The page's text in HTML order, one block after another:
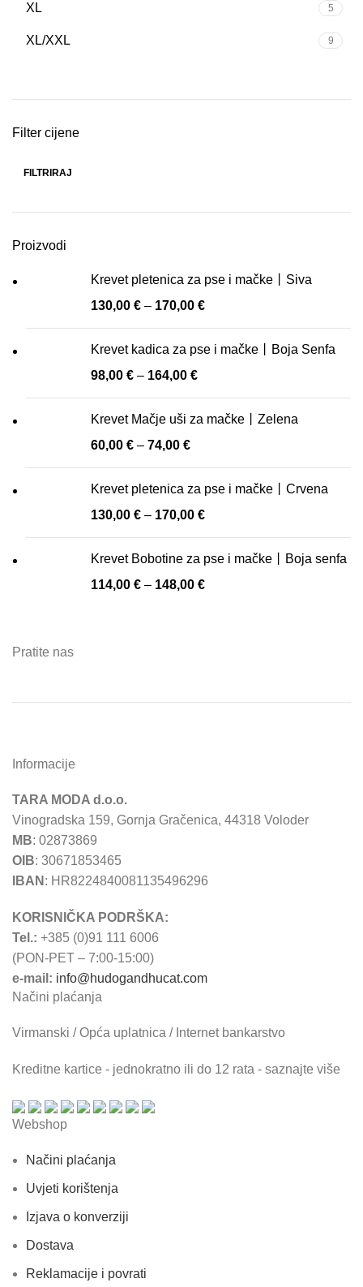
XL 5
XL/XXL 9
Filter cijene
FILTRIRAJ
Proizvodi
Krevet pletenica za pse i mačke丨Siva
130,00 € – 170,00 €
Krevet kadica za pse i mačke丨Boja Senfa
98,00 € – 164,00 €
Krevet Mačje uši za mačke丨Zelena
60,00 € – 74,00 €
Krevet pletenica za pse i mačke丨Crvena
130,00 € – 170,00 €
Krevet Bobotine za pse i mačke丨Boja senfa
114,00 € – 148,00 €
Pratite nas
Informacije
TARA MODA d.o.o.
Vinogradska 159, Gornja Gračenica, 44318 Voloder
MB: 02873869
OIB: 30671853465
IBAN : HR8224840081135496296
KORISNIČKA PODRŠKA:
Tel.: +385 (0)91 111 6006
(PON-PET – 7:00-15:00)
e-mail: info@hudogandhucat.com
Načini plaćanja
Virmanski / Opća uplatnica / Internet bankarstvo
Kreditne kartice - jednokratno ili do 12 rata - saznajte više
Webshop
Načini plaćanja
Uvjeti korištenja
Izjava o konverziji
Dostava
Reklamacije i povrati